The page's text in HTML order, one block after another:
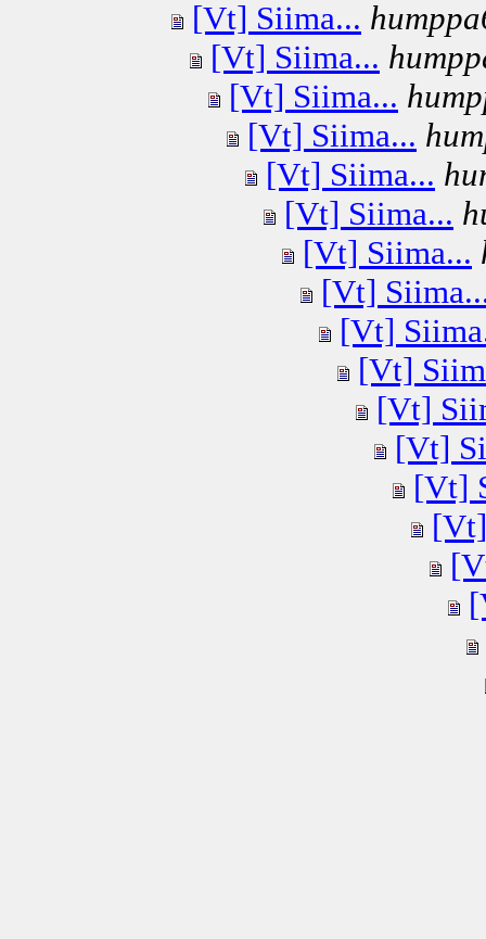
[Vt] Siima...
[Vt] Siima...
[Vt] Siima...
[Vt] Siima...
[Vt] Siima...
[Vt] Siima...
[Vt] Siima...
[Vt]
[Vt]
[Vt]
[Vt]
[Vt]
[Vt]